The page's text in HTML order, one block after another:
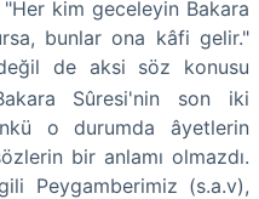
kim geceleyin Bakara
bunlar ona kâfi gelir."
de aksi söz konusu
Sûresi'nin son iki
o durumda âyetlerin
bir anlamı olmazdı.
Peygamberimiz (s.a.v),